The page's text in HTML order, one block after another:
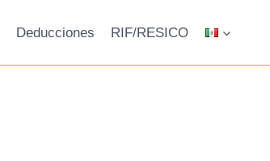
Deducciones RIF/RESICO